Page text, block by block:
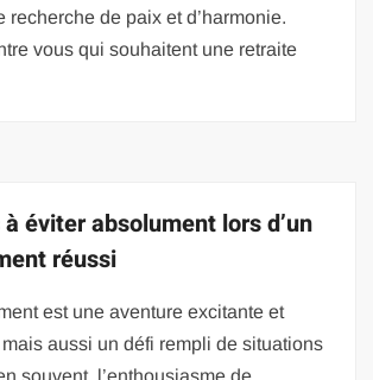
recherche de paix et d’harmonie.
vous qui souhaitent une retraite
éviter absolument lors d’un
réussi
est une aventure excitante et
aussi un défi rempli de situations
souvent, l’enthousiasme de